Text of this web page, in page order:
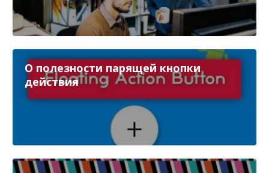
О полезности парящей кнопки
действия